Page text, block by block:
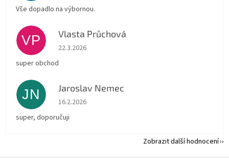
Vše dopadlo na výbornou.
VP Vlasta Průchová
Hodnocení obchodu je 5 z 5 hvězdiček.
22.3.2026
super obchod
JN Jaroslav Nemec
Hodnocení obchodu je 5 z 5 hvězdiček.
16.2.2026
super, doporučuji
Zobrazit další hodnocení